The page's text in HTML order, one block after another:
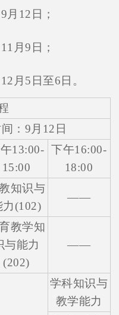
月12日；
月9日；
月5日至6日。
：9月12日
13:00-
15:00
下午16:00-
18:00
知识与
力(102)
——
教学知
与能力
(202)
——
学科知识与
教学能力